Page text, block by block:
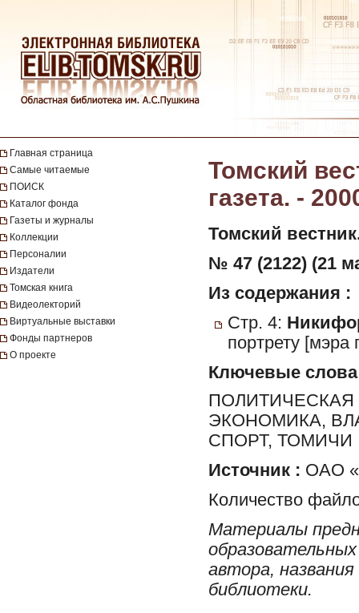
Главная страница
Самые читаемые
ПОИСК
Каталог фонда
Газеты и журналы
Коллекции
Персоналии
Издатели
Томская книга
Видеолекторий
Виртуальные выставки
Фонды партнеров
О проекте
Томский
газета. -
Томский
№ 47 (2122) (21
Из содержания :
Стр. 4:
портрету [мэра
Ключевые слова
ЭКОНОМИКА,
СПОРТ, ТОМИЧИ
Источник : ОАО
Количество
Материалы
автора,
библиотеки.